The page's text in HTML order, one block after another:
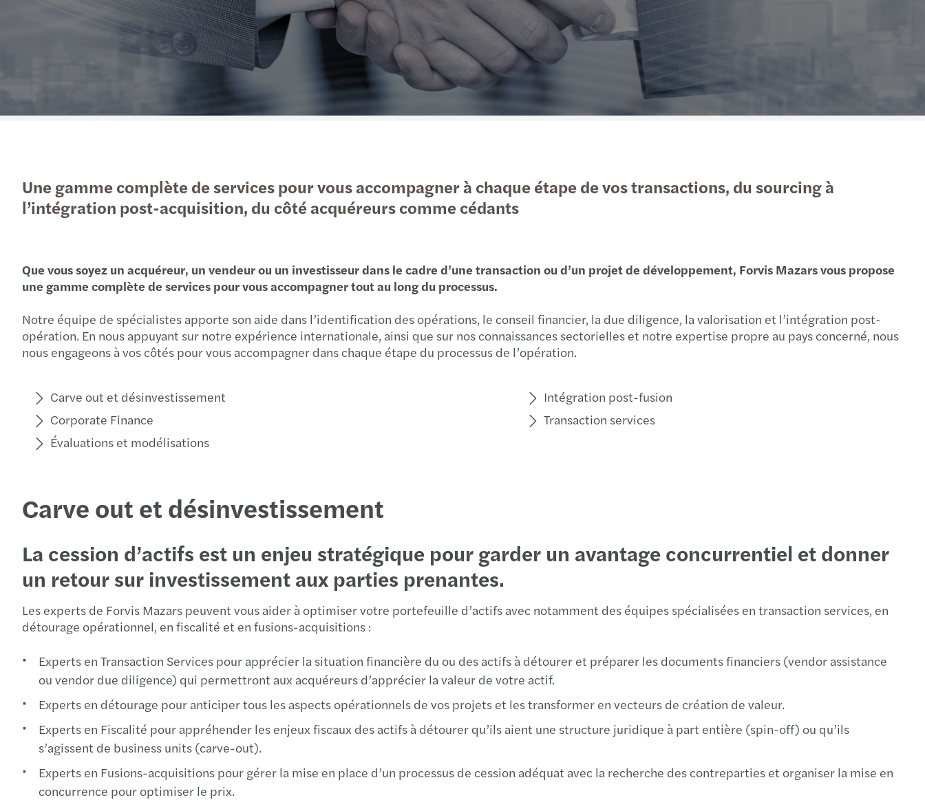
Immobilier & BTP
Technologies, médias et télécommunications
Transport & logistique
Outsourcing
Juridique et Fiscalité
Une gamme complète de services pour vous accompagner à chaque étape de vos transactions, du sourcing à
l’intégration post-acquisition, du côté acquéreurs comme cédants
Que vous soyez un acquéreur, un vendeur ou un investisseur dans le cadre d’une transaction ou d’un projet de développement, Forvis Mazars vous propose
une gamme complète de services pour vous accompagner tout au long du processus.
Notre équipe de spécialistes apporte son aide dans l’identification des opérations, le conseil financier, la due diligence, la valorisation et l’intégration post-
opération. En nous appuyant sur notre expérience internationale, ainsi que sur nos connaissances sectorielles et notre expertise propre au pays concerné, nous
nous engageons à vos côtés pour vous accompagner dans chaque étape du processus de l’opération.
Carve out et désinvestissement
Corporate Finance
Évaluations et modélisations
Intégration post-fusion
Transaction services
Carve out et désinvestissement
La cession d’actifs est un enjeu stratégique pour garder un avantage concurrentiel et donner
un retour sur investissement aux parties prenantes.
Les experts de Forvis Mazars peuvent vous aider à optimiser votre portefeuille d’actifs avec notamment des équipes spécialisées en transaction services, en
détourage opérationnel, en fiscalité et en fusions-acquisitions :
Experts en Transaction Services pour apprécier la situation financière du ou des actifs à détourer et préparer les documents financiers (vendor assistance
ou vendor due diligence) qui permettront aux acquéreurs d’apprécier la valeur de votre actif.
Experts en détourage pour anticiper tous les aspects opérationnels de vos projets et les transformer en vecteurs de création de valeur.
Experts en Fiscalité pour appréhender les enjeux fiscaux des actifs à détourer qu’ils aient une structure juridique à part entière (spin-off) ou qu’ils
s’agissent de business units (carve-out).
Experts en Fusions-acquisitions pour gérer la mise en place d’un processus de cession adéquat avec la recherche des contreparties et organiser la mise en
concurrence pour optimiser le prix.